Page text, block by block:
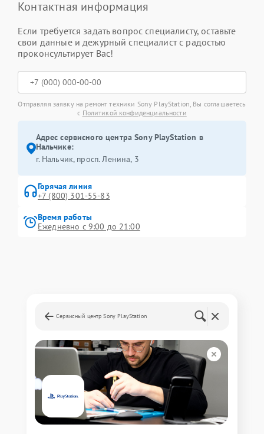
Контактная информация
Если требуется задать вопрос специалисту, оставьте
свои данные и дежурный специалист с радостью
проконсультирует Вас!
Отправляя заявку на ремонт техники Sony PlayStation, Вы соглашаетесь
с Политикой конфиденциальности
Адрес сервисного центра Sony PlayStation в
Нальчике:
г. Нальчик, просп. Ленина, 3
Горячая линия
+7 (800) 301-55-83
Время работы
Ежедневно с 9:00 до 21:00
Сервисный центр Sony PlayStation